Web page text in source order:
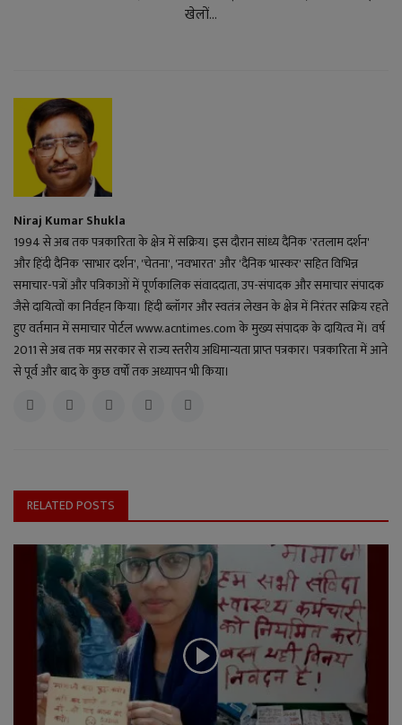
खेलों...
Niraj Kumar Shukla
1994 से अब तक पत्रकारिता के क्षेत्र में सक्रिय। इस दौरान सांध्य दैनिक 'रतलाम दर्शन'
और हिंदी दैनिक 'साभार दर्शन', 'चेतना', 'नवभारत' और 'दैनिक भास्कर' सहित विभिन्न
समाचार-पत्रों और पत्रिकाओं में पूर्णकालिक संवाददाता, उप-संपादक और समाचार संपादक
जैसे दायित्वों का निर्वहन किया। हिंदी ब्लॉगर और स्वतंत्र लेखन के क्षेत्र में निरंतर सक्रिय रहते
हुए वर्तमान में समाचार पोर्टल www.acntimes.com के मुख्य संपादक के दायित्व में। वर्ष
2011 से अब तक मप्र सरकार से राज्य स्तरीय अधिमान्यता प्राप्त पत्रकार। पत्रकारिता में आने
से पूर्व और बाद के कुछ वर्षों तक अध्यापन भी किया।
RELATED POSTS